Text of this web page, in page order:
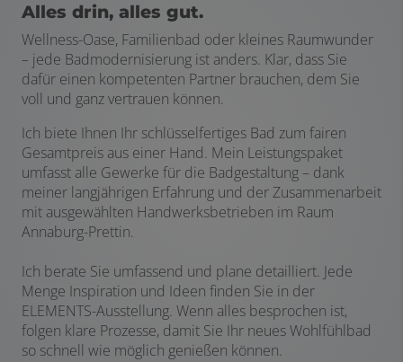
Alles drin, alles gut.
Wellness-Oase, Familienbad oder kleines Raumwunder
– jede Badmodernisierung ist anders. Klar, dass Sie
dafür einen kompetenten Partner brauchen, dem Sie
voll und ganz vertrauen können.
Ich biete Ihnen Ihr schlüsselfertiges Bad zum fairen
Gesamtpreis aus einer Hand. Mein Leistungspaket
umfasst alle Gewerke für die Badgestaltung – dank
meiner langjährigen Erfahrung und der Zusammenarbeit
mit ausgewählten Handwerksbetrieben im Raum
Annaburg-Prettin.
Ich berate Sie umfassend und plane detailliert. Jede
Menge Inspiration und Ideen finden Sie in der
ELEMENTS-Ausstellung. Wenn alles besprochen ist,
folgen klare Prozesse, damit Sie Ihr neues Wohlfühlbad
so schnell wie möglich genießen können.